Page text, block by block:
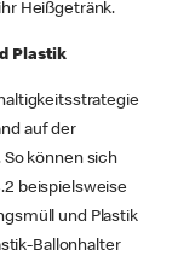
Heißgetränk.
Plastik
auf der
können sich
beispielsweise
und Plastik
Ballonhalter